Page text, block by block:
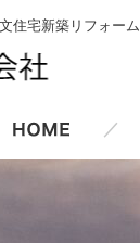
住宅新築リフォーム
／